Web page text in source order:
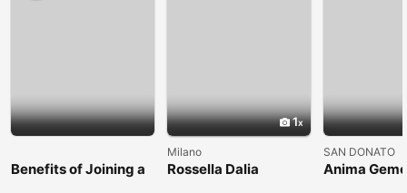
Benefits of Joining a
Professional Nasha
1
Milano
Rossella Dalia
SAN DONATO
Anima